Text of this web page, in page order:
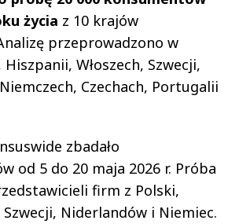
życia z 10 krajów
przeprowadzono w
Włoszech, Szwecji,
Czechach, Portugalii
zbadało
od 5 do 20 maja 2026 r. Próba
firm z Polski,
Szwecji, Niderlandów i Niemiec.